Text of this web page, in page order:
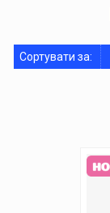
Сортувати за: